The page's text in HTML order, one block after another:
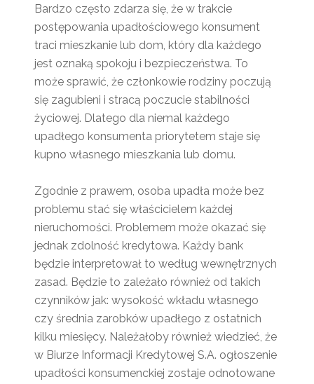
Bardzo często zdarza się, że w trakcie
postępowania upadłościowego konsument
traci mieszkanie lub dom, który dla każdego
jest oznaką spokoju i bezpieczeństwa. To
może sprawić, że członkowie rodziny poczują
się zagubieni i stracą poczucie stabilności
życiowej. Dlatego dla niemal każdego
upadłego konsumenta priorytetem staje się
kupno własnego mieszkania lub domu.
Zgodnie z prawem, osoba upadła może bez
problemu stać się właścicielem każdej
nieruchomości. Problemem może okazać się
jednak zdolność kredytowa. Każdy bank
będzie interpretował to według wewnętrznych
zasad. Będzie to zależało również od takich
czynników jak: wysokość wkładu własnego
czy średnia zarobków upadłego z ostatnich
kilku miesięcy. Należałoby również wiedzieć, że
w Biurze Informacji Kredytowej S.A. ogłoszenie
upadłości konsumenckiej zostaje odnotowane